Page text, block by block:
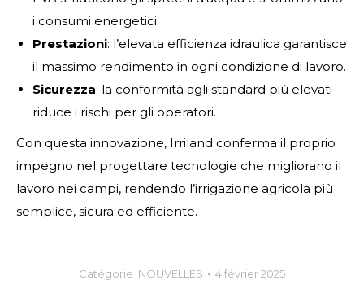
i consumi energetici.
Prestazioni: l’elevata efficienza idraulica garantisce
il massimo rendimento in ogni condizione di lavoro.
Sicurezza: la conformità agli standard più elevati
riduce i rischi per gli operatori.
Con questa innovazione, Irriland conferma il proprio
impegno nel progettare tecnologie che migliorano il
lavoro nei campi, rendendo l’irrigazione agricola più
semplice, sicura ed efficiente.
Catégorie NOUVELLES 4 février 2025